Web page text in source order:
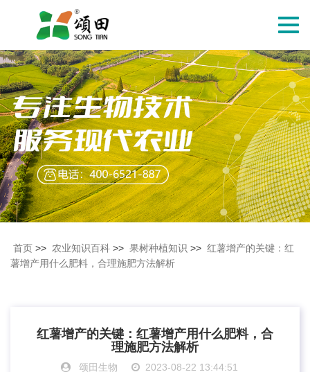
切
导
航
首页 >> 农业知识百科 >> 果树种植知识 >> 红薯增产的关键：红
薯增产用什么肥料，合理施肥方法解析
红薯增产的关键：红薯增产用什么肥料，合
理施肥方法解析
颂田生物 2023-08-22 13:44:51